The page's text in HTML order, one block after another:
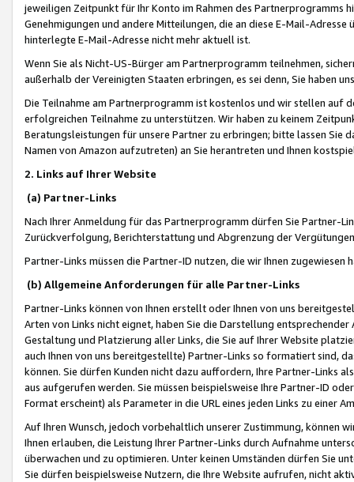
jeweiligen Zeitpunkt für Ihr Konto im Rahmen des Partnerprogramms
Genehmigungen und andere Mitteilungen, die an diese E-Mail-
hinterlegte E-Mail-Adresse nicht mehr aktuell ist.
Wenn Sie als Nicht-US-Bürger am Partnerprogramm teilnehmen,
außerhalb der Vereinigten Staaten erbringen, es sei denn, Sie haben
Die Teilnahme am Partnerprogramm ist kostenlos und wir stellen auf
erfolgreichen Teilnahme zu unterstützen. Wir haben zu keinem
Beratungsleistungen für unsere Partner zu erbringen; bitte lassen Sie
Namen von Amazon aufzutreten) an Sie herantreten und Ihnen
2. Links auf Ihrer Website
(a) Partner-Links
Nach Ihrer Anmeldung für das Partnerprogramm dürfen Sie Partner-
Zurückverfolgung, Berichterstattung und Abgrenzung der
Partner-Links müssen die Partner-ID nutzen, die wir Ihnen zugewiesen
(b) Allgemeine Anforderungen für alle Partner-Links
Partner-Links können von Ihnen erstellt oder Ihnen von uns
Arten von Links nicht eignet, haben Sie die Darstellung
Gestaltung und Platzierung aller Links, die Sie auf Ihrer Website
auch Ihnen von uns bereitgestellte) Partner-Links so formatiert sind,
können. Sie dürfen Kunden nicht dazu auffordern, Ihre Partner-Links
aus aufgerufen werden. Sie müssen beispielsweise Ihre Partner-ID
Format erscheint) als Parameter in die URL eines jeden Links zu einer
Auf Ihren Wunsch, jedoch vorbehaltlich unserer Zustimmung, können
Ihnen erlauben, die Leistung Ihrer Partner-Links durch Aufnahme
überwachen und zu optimieren. Unter keinen Umständen dürfen Sie
Sie dürfen beispielsweise Nutzern, die Ihre Website aufrufen, nicht